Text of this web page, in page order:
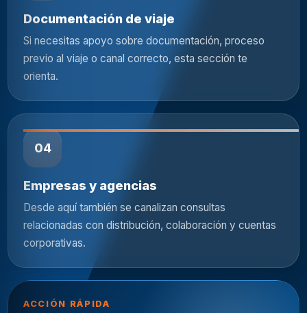
Documentación de viaje
Si necesitas apoyo sobre documentación, proceso
previo al viaje o canal correcto, esta sección te
orienta.
04
Empresas y agencias
Desde aquí también se canalizan consultas
relacionadas con distribución, colaboración y cuentas
corporativas.
ACCIÓN RÁPIDA